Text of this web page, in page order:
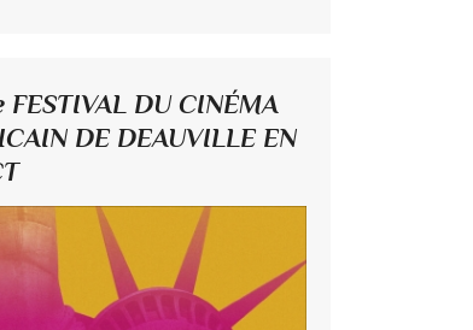
FESTIVAL DU CINÉMA
DE DEAUVILLE EN